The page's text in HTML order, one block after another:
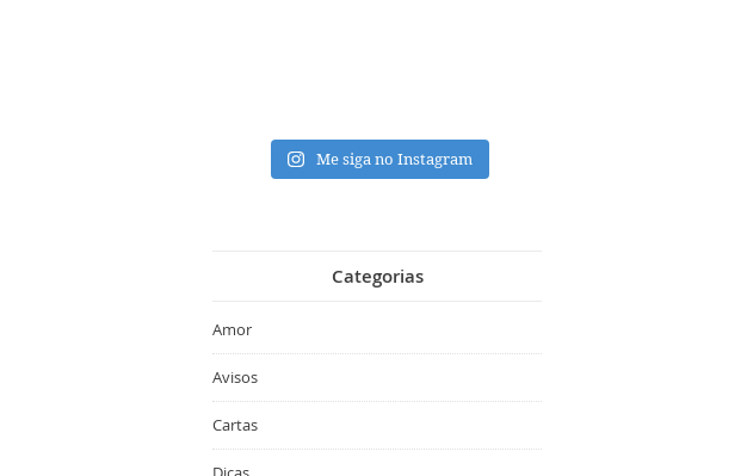
Me siga no Instagram
Categorias
Amor
Avisos
Cartas